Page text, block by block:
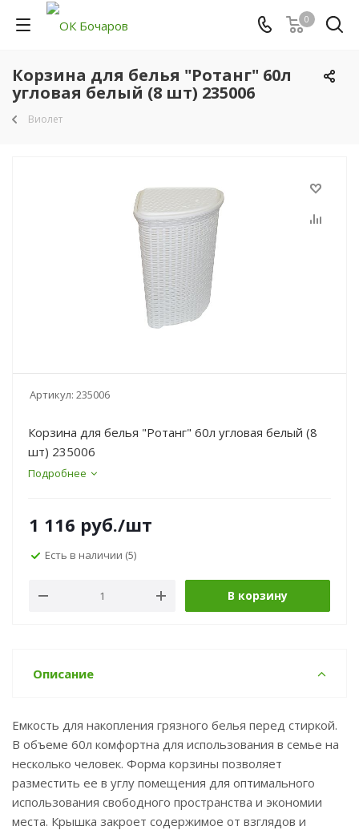
0
Корзина для белья "Ротанг" 60л
угловая белый (8 шт) 235006
Виолет
Артикул: 235006
Корзина для белья "Ротанг" 60л угловая белый (8
шт) 235006
Подробнее
1 116 руб./шт
Есть в наличии (5)
В корзину
Описание
Емкость для накопления грязного белья перед стиркой.
В объеме 60л комфортна для использования в семье на
несколько человек. Форма корзины позволяет
разместить ее в углу помещения для оптимального
использования свободного пространства и экономии
места. Крышка закроет содержимое от взглядов и